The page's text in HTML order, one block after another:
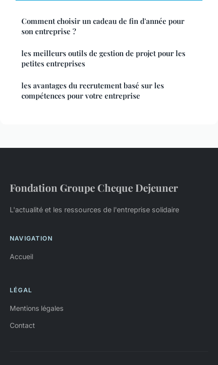
Comment choisir un cadeau de fin d'année pour
son entreprise ?
les meilleurs outils de gestion de projet pour les
petites entreprises
les avantages du recrutement basé sur les
compétences pour votre entreprise
Fondation Groupe Cheque Dejeuner
L'actualité et les ressources de l'entreprise solidaire
NAVIGATION
Accueil
LÉGAL
Mentions légales
Contact